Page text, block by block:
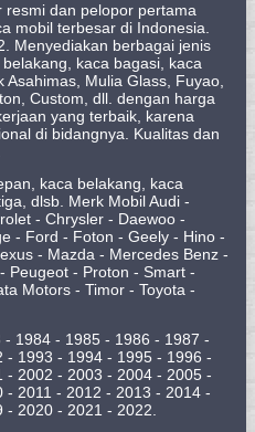
resmi dan pelopor pertama
mobil terbesar di Indonesia.
Menyediakan berbagai jenis
kaca bagasi, kaca
Mulia Glass, Fuyao,
Custom, dll. dengan harga
yang terbaik, karena
di bidangnya. Kualitas dan
kaca belakang, kaca
dlsb. Merk Mobil Audi -
- Chrysler - Daewoo -
- Ford - Foton - Geely - Hino -
- Mazda - Mercedes Benz -
Peugeot - Proton - Smart -
Motors - Timor - Toyota -
1984 - 1985 - 1986 - 1987 -
- 1993 - 1994 - 1995 - 1996 -
- 2002 - 2003 - 2004 - 2005 -
2011 - 2012 - 2013 - 2014 -
- 2020 - 2021 - 2022.